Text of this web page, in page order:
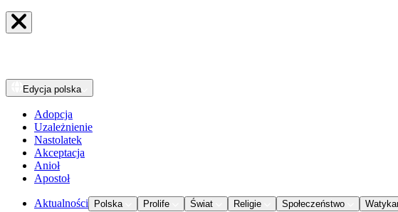
Edycja polska
Adopcja
Uzależnienie
Nastolatek
Akceptacja
Anioł
Apostoł
Aktualności Polska Prolife Świat Religie Społeczeństwo